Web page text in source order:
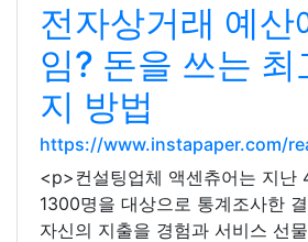
전자상거래 예산
임? 돈을 쓰는
지 방법
https://www.instapaper.com/
<p>컨설팅업체 액센츄어는 지난
1300명을 대상으로 통계조사한
자신의 지출을 경험과 서비스 선